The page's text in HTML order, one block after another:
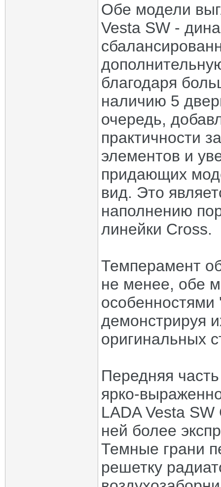
Обе модели
Vesta SW -
благодаря
наличию 5
очередь,
практичности
элементов и
придающих
вид. Это
наполнению
линейки Cross.
Темперамент
не менее, обе
демонстрируя
оригинальных
Передняя
ярко-
LADA Vesta
ней более
Темные грани
решетку